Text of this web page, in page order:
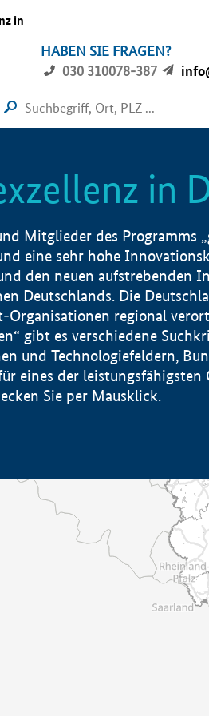
in
HABEN SIE FRAGEN?
030 310078-387
in
Mitglieder des Programms
eine sehr hohe
den neuen aufstrebenden
Deutschlands. Die
Organisationen regional
gibt es verschiedene
und Technologiefeldern,
eines der
Sie per Mausklick.